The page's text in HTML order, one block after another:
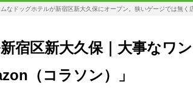
なドッグホテルが新宿区新大久保にオープン。狭いゲージでは無
新宿区新大久保｜大事なワ
（コラソン）」